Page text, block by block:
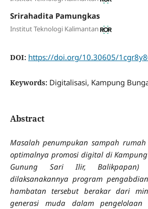
Srirahadita Pamungkas
Institut Teknologi Kalimantan
DOI: https://doi.org/10.30605/
Keywords: Digitalisasi, Kampung
Abstract
Masalah penumpukan sampah
optimalnya promosi digital di
Gunung Sari Ilir, Balikpapan)
dilaksanakannya program
hambatan tersebut berakar dari
generasi muda dalam pengelolaan